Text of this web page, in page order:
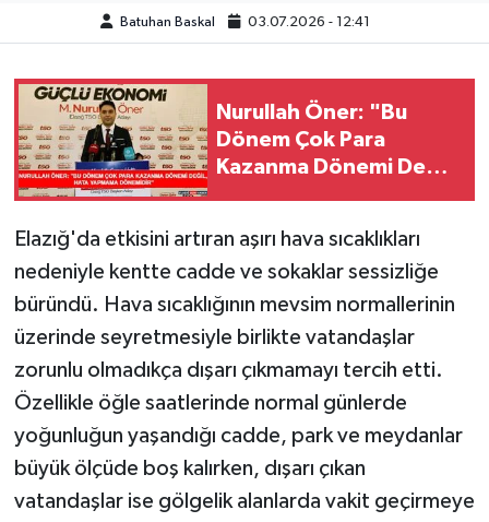
Batuhan Baskal 03.07.2026 - 12:41
Nurullah Öner: "Bu
Dönem Çok Para
Kazanma Dönemi Değil,
Elazığ'da etkisini artıran aşırı hava sıcaklıkları
nedeniyle kentte cadde ve sokaklar sessizliğe
büründü. Hava sıcaklığının mevsim normallerinin
üzerinde seyretmesiyle birlikte vatandaşlar
zorunlu olmadıkça dışarı çıkmamayı tercih etti.
Özellikle öğle saatlerinde normal günlerde
yoğunluğun yaşandığı cadde, park ve meydanlar
büyük ölçüde boş kalırken, dışarı çıkan
vatandaşlar ise gölgelik alanlarda vakit geçirmeye
ÖZEL HABER
POLİTİKA
SAĞLIK
SİYASET
SPOR
YAŞAM